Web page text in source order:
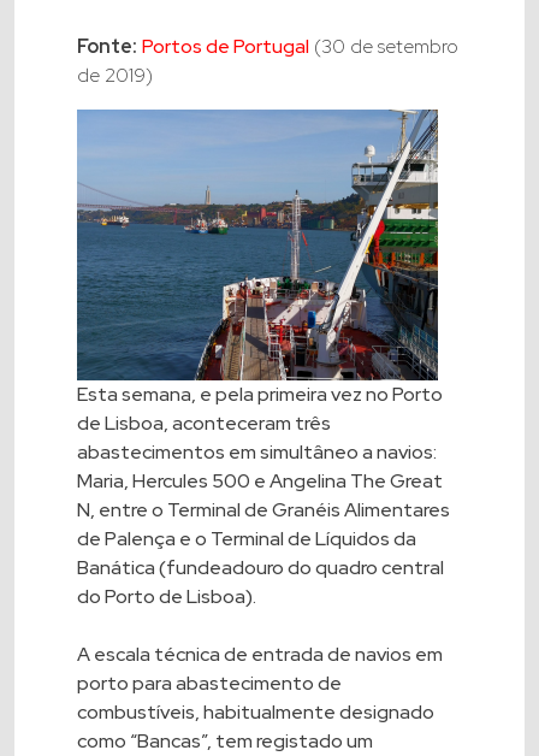
Fonte: Portos de Portugal (30 de setembro
de 2019)
Esta semana, e pela primeira vez no Porto
de Lisboa, aconteceram três
abastecimentos em simultâneo a navios:
Maria, Hercules 500 e Angelina The Great
N, entre o Terminal de Granéis Alimentares
de Palença e o Terminal de Líquidos da
Banática (fundeadouro do quadro central
do Porto de Lisboa).
A escala técnica de entrada de navios em
porto para abastecimento de
combustíveis, habitualmente designado
como “Bancas”, tem registado um